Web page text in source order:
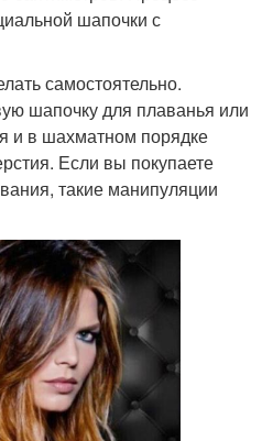
шапочки с
самостоятельно.
шапочку для плаванья или
и в шахматном порядке
Если вы покупаете
такие манипуляции